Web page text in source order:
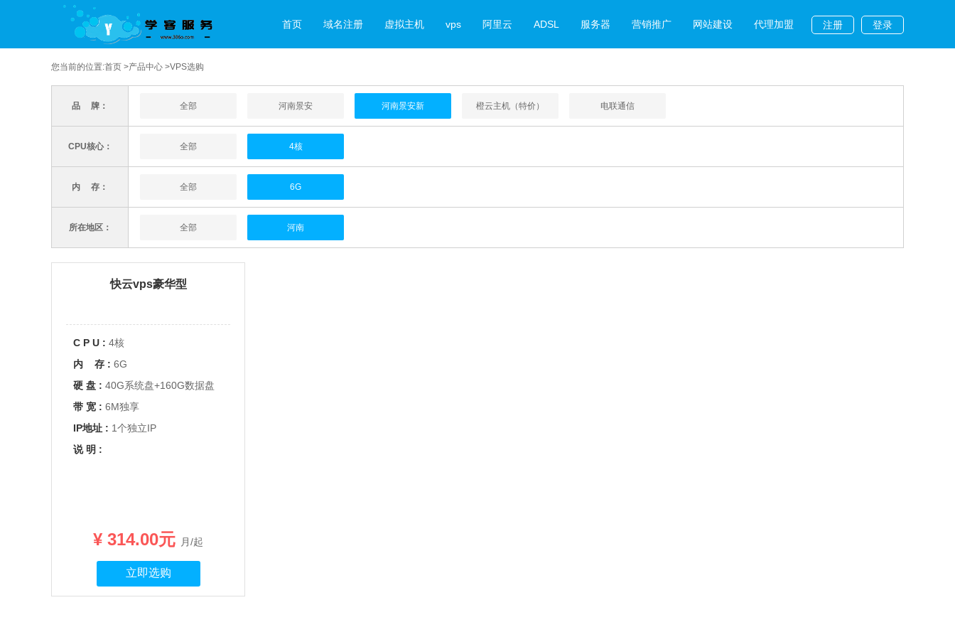
登录
注册
首页 域名注册 虚拟主机 vps 阿里云 ADSL 服务器 营销推广 网站建设 代理加盟
您当前的位置:首页 >产品中心 >VPS选购
品 牌： 全部 河南景安 河南景安新 橙云主机（特价） 电联通信
CPU核心： 全部 4核
内 存： 全部 6G
所在地区： 全部 河南
快云vps豪华型
C P U : 4核
内 存 : 6G
硬 盘 : 40G系统盘+160G数据盘
带 宽 : 6M独享
IP地址 : 1个独立IP
说 明 :
¥ 314.00元 月/起
立即选购